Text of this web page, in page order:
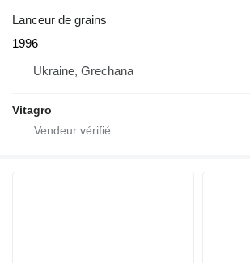
Lanceur de grains
1996
Ukraine, Grechana
Vitagro